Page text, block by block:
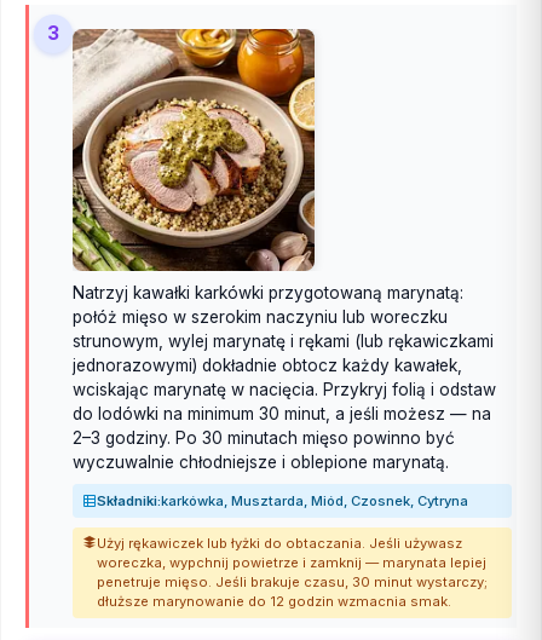
3
Natrzyj kawałki karkówki przygotowaną marynatą:
połóż mięso w szerokim naczyniu lub woreczku
strunowym, wylej marynatę i rękami (lub rękawiczkami
jednorazowymi) dokładnie obtocz każdy kawałek,
wciskając marynatę w nacięcia. Przykryj folią i odstaw
do lodówki na minimum 30 minut, a jeśli możesz — na
2–3 godziny. Po 30 minutach mięso powinno być
wyczuwalnie chłodniejsze i oblepione marynatą.
Składniki:karkówka, Musztarda, Miód, Czosnek, Cytryna
Użyj rękawiczek lub łyżki do obtaczania. Jeśli używasz
woreczka, wypchnij powietrze i zamknij — marynata lepiej
penetruje mięso. Jeśli brakuje czasu, 30 minut wystarczy;
dłuższe marynowanie do 12 godzin wzmacnia smak.